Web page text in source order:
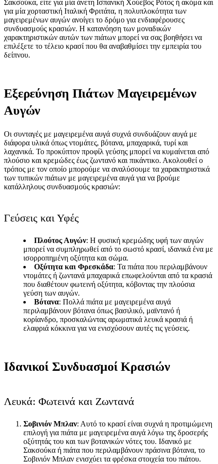
Σακσούκα, είτε για μία άνετη Ισπανική Χούεβος Ρότος ή ακόμα και
για μία χορταστική Ιταλική Φριτάτα, η πολυπλοκότητα των
μαγειρεμένων αυγών ανοίγει το δρόμο για ενδιαφέρουσες
συνδυασμούς κρασιών. Η κατανόηση των μοναδικών
χαρακτηριστικών αυτών των πιάτων μπορεί να σας βοηθήσει να
επιλέξετε το τέλειο κρασί που θα αναβαθμίσει την εμπειρία του
δείπνου.
Εξερεύνηση Πιάτων Μαγειρεμένων
Αυγών
Οι συνταγές με μαγειρεμένα αυγά συχνά συνδυάζουν αυγά με
διάφορα υλικά όπως ντομάτες, βότανα, μπαχαρικά, τυρί και
λαχανικά. Το προκύπτον προφίλ γεύσης μπορεί να κυμαίνεται από
πλούσιο και κρεμώδες έως ζωντανό και πικάντικο. Ακολουθεί ο
τρόπος με τον οποίο μπορούμε να αναλύσουμε τα χαρακτηριστικά
των τυπικών πιάτων με μαγειρεμένα αυγά για να βρούμε
κατάλληλους συνδυασμούς κρασιών:
Γεύσεις και Υφές
Πλούτος Αυγών: Η φυσική κρεμώδης υφή των αυγών
μπορεί να συμπληρωθεί από το σωστό κρασί, ιδανικά ένα με
ισορροπημένη οξύτητα και σώμα.
Οξύτητα και Φρεσκάδα: Τα πιάτα που περιλαμβάνουν
ντομάτες ή ζωντανά μπαχαρικά επωφελούνται από τα κρασιά
που διαθέτουν φωτεινή οξύτητα, κόβοντας την πλούσια
γεύση των αυγών.
Βότανα: Πολλά πιάτα με μαγειρεμένα αυγά
περιλαμβάνουν βότανα όπως βασιλικό, μαϊντανό ή
κορίανδρο, προσκαλώντας αρωματικά λευκά κρασιά ή
ελαφριά κόκκινα για να ενισχύσουν αυτές τις γεύσεις.
Ιδανικοί Συνδυασμοί Κρασιών
Λευκά: Φωτεινά και Ζωντανά
Σοβινιόν Μπλαν: Αυτό το κρασί είναι συχνά η προτιμώμενη
επιλογή για πιάτα με μαγειρεμένα αυγά λόγω της δροσερής
οξύτητάς του και των βοτανικών νότες του. Ιδανικό με
Σακσούκα ή πιάτα που περιλαμβάνουν πράσινα βότανα, το
Σοβινιόν Μπλαν ενισχύει τα φρέσκα στοιχεία του πιάτου.